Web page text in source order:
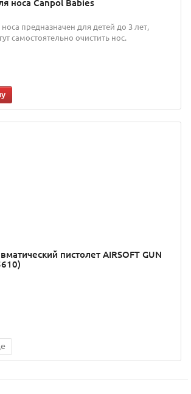
предназначен для детей до 3 лет,
самостоятельно очистить нос.
пистолет AIRSOFT GUN